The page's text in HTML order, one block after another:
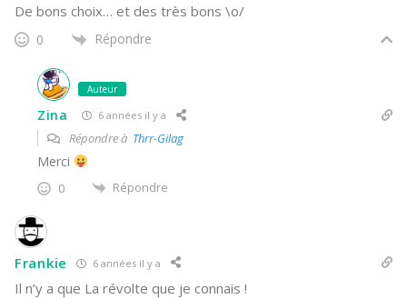
De bons choix… et des très bons \o/
0 Répondre
Auteur
Zina 6 années il y a
Répondre à Thrr-Gilag
Merci
0 Répondre
Frankie 6 années il y a
Il n’y a que La révolte que je connais !